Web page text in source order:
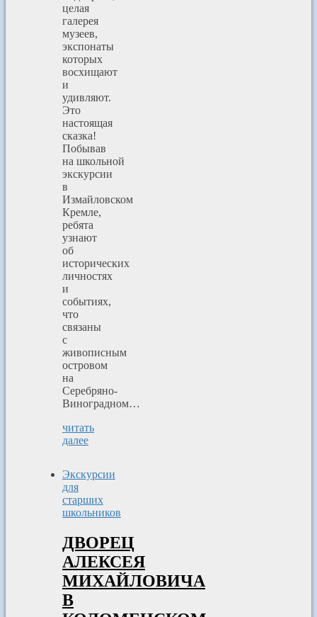
целая
галерея
музеев,
экспонаты
которых
восхищают
и
удивляют.
Это
настоящая
сказка!
Побывав
на школьной
экскурсии
в
Измайловском
Кремле,
ребята
узнают
об
исторических
личностях
и
событиях,
что
связаны
с
живописным
островом
на
Серебряно-
Виноградном…
читать
далее
Экскурсии
для
старших
школьников
ДВОРЕЦ
АЛЕКСЕЯ
МИХАЙЛОВИЧА
В